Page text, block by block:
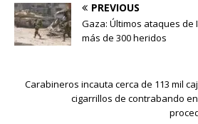
PREVIOUS
Gaza: Últimos ataques
más de 300 heridos
Carabineros incauta cerca de 113 mil
cigarrillos de contrabando